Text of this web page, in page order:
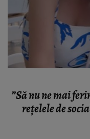
”Să nu ne mai
rețelele de